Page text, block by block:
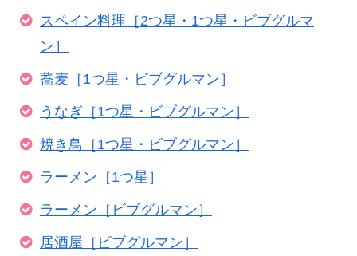
スペイン料理［2つ星・1つ星・ビブグルマ
ン］
蕎麦［1つ星・ビブグルマン］
うなぎ［1つ星・ビブグルマン］
焼き鳥［1つ星・ビブグルマン］
ラーメン［1つ星］
ラーメン［ビブグルマン］
居酒屋［ビブグルマン］